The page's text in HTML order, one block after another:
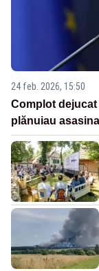
24 feb. 2026, 15:50
Complot
plănuiau